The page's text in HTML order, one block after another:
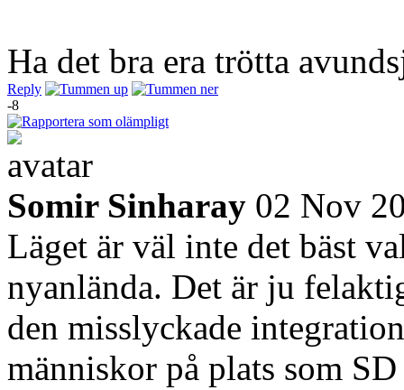
Ha det bra era trötta
Reply
-8
Somir Sinharay 02 Nov
Läget är väl inte det bäst
nyanlända. Det är ju
den misslyckade
människor på plats som